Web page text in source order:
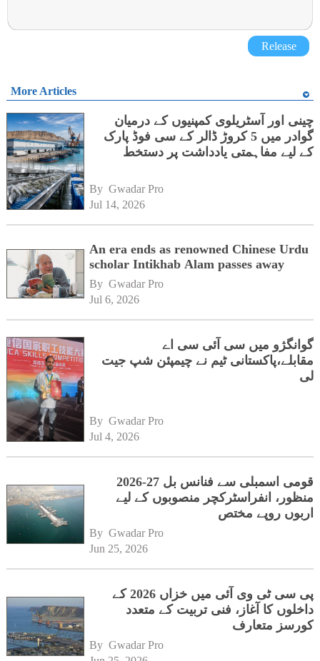
Release
More Articles
چینی اور آسٹریلوی کمپنیوں کے درمیان
گوادر میں 5 کروڑ ڈالر کے سی فوڈ پارک
کے لیے مفاہمتی یادداشت پر دستخط
By Gwadar Pro
Jul 14, 2026
An era ends as renowned Chinese Urdu
scholar Intikhab Alam passes away
By Gwadar Pro
Jul 6, 2026
گوانگژو میں سی آئی سی اے
مقابلے،پاکستانی ٹیم نے چیمپئن شپ جیت
لی
By Gwadar Pro
Jul 4, 2026
قومی اسمبلی سے فنانس بل 27-2026
منظور، انفراسٹرکچر منصوبوں کے لیے
اربوں روپے مختص
By Gwadar Pro
Jun 25, 2026
پی سی ٹی وی آئی میں خزاں 2026 کے
داخلوں کا آغاز، فنی تربیت کے متعدد
کورسز متعارف
By Gwadar Pro